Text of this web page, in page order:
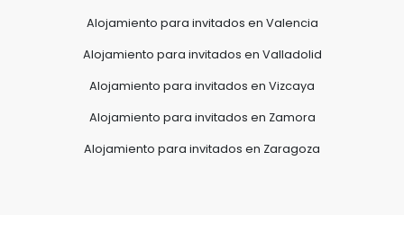
Alojamiento para invitados en Valencia
Alojamiento para invitados en Valladolid
Alojamiento para invitados en Vizcaya
Alojamiento para invitados en Zamora
Alojamiento para invitados en Zaragoza